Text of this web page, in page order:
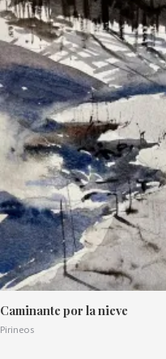
Caminante por la nieve
Pirineos